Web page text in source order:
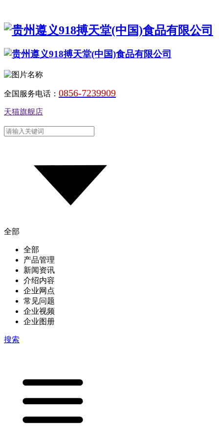
全国服务电话： 0856-7239909
天猫旗舰店
全部
全部
产品管理
新闻资讯
介绍内容
企业网点
常见问题
企业视频
企业图册
搜索